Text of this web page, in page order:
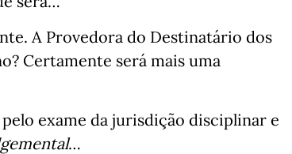
A Provedora do Destinatário dos
Certamente será mais uma
exame da jurisdição disciplinar e
…